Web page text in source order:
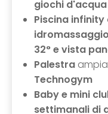
giochi d'acqua
Piscina
32°e vista
Palestra
Technogym
Baby e mini
settimanali di